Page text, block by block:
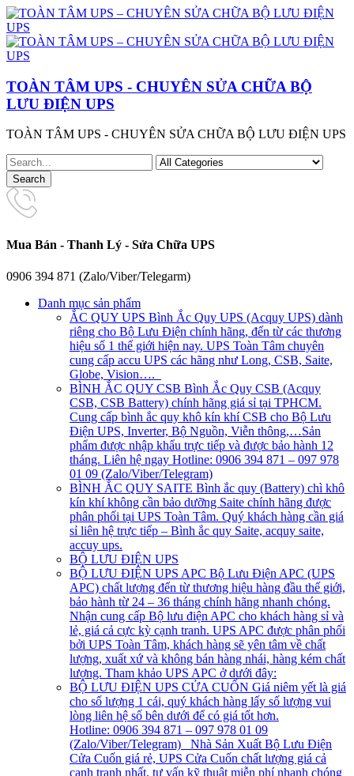
TOÀN TÂM UPS - CHUYÊN SỬA CHỮA BỘ
LƯU ĐIỆN UPS
TOÀN TÂM UPS - CHUYÊN SỬA CHỮA BỘ LƯU ĐIỆN UPS
Mua Bán - Thanh Lý - Sửa Chữa UPS
0906 394 871 (Zalo/Viber/Telegarm)
Danh mục sản phẩm
ẮC QUY UPS Bình Ắc Quy UPS (Acquy UPS) dành
riêng cho Bộ Lưu Điện chính hãng, đến từ các thương
hiệu số 1 thế giới hiện nay. UPS Toàn Tâm chuyên
cung cấp accu UPS các hãng như Long, CSB, Saite,
Globe, Vision….
BÌNH ẮC QUY CSB Bình Ắc Quy CSB (Acquy
CSB, CSB Battery) chính hãng giá sỉ tại TPHCM.
Cung cấp bình ắc quy khô kín khí CSB cho Bộ Lưu
Điện UPS, Inverter, Bộ Nguồn, Viễn thông,…Sản
phẩm được nhập khẩu trực tiếp và được bảo hành 12
tháng. Liên hệ ngay Hotline: 0906 394 871 – 097 978
01 09 (Zalo/Viber/Telegram)
BÌNH ẮC QUY SAITE Bình ắc quy (Battery) chì khô
kín khí không cần bảo dưỡng Saite chính hãng được
phân phối tại UPS Toàn Tâm. Quý khách hàng cần giá
sỉ liên hệ trực tiếp – Bình ắc quy Saite, acquy saite,
accuy ups.
BỘ LƯU ĐIỆN UPS
BỘ LƯU ĐIỆN UPS APC Bộ Lưu Điện APC (UPS
APC) chất lượng đến từ thương hiệu hàng đầu thế giới,
bảo hành từ 24 – 36 tháng chính hãng nhanh chóng.
Nhận cung cấp Bộ lưu điện APC cho khách hàng sỉ và
lẻ, giá cả cực kỳ cạnh tranh. UPS APC được phân phối
bởi UPS Toàn Tâm, khách hàng sẽ yên tâm về chất
lượng, xuất xứ và không bán hàng nhái, hàng kém chất
lượng. Tham khảo UPS APC ở dưới đây:
BỘ LƯU ĐIỆN UPS CỬA CUỐN Giá niêm yết là giá
cho số lượng 1 cái, quý khách hàng lấy số lượng vui
lòng liên hệ số bên dưới để có giá tốt hơn.
Hotline: 0906 394 871 – 097 978 01 09
(Zalo/Viber/Telegram) Nhà Sản Xuất Bộ Lưu Điện
Cửa Cuốn giá rẻ, UPS Cửa Cuốn chất lượng giá cả
cạnh tranh nhất, tư vấn kỹ thuật miễn phí nhanh chóng